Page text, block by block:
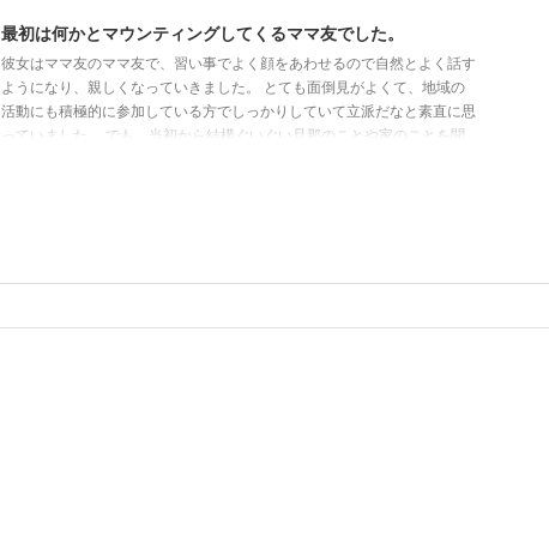
ママ友のマウンティング
最初は何かとマウンティングしてくるママ友でした。
彼女はママ友のママ友で、習い事でよく顔をあわせるので自然とよく話す
ようになり、親しくなっていきました。 とても面倒見がよくて、地域の
活動にも積極的に参加している方でしっかりしていて立派だなと素直に思
っていました。 でも、当初から結構ぐいぐい旦那のことや家のことを聞